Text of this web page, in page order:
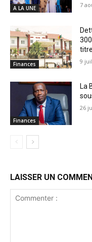
A LA UNE 7
Finances 9
Finances
La
26
LAISSER UN